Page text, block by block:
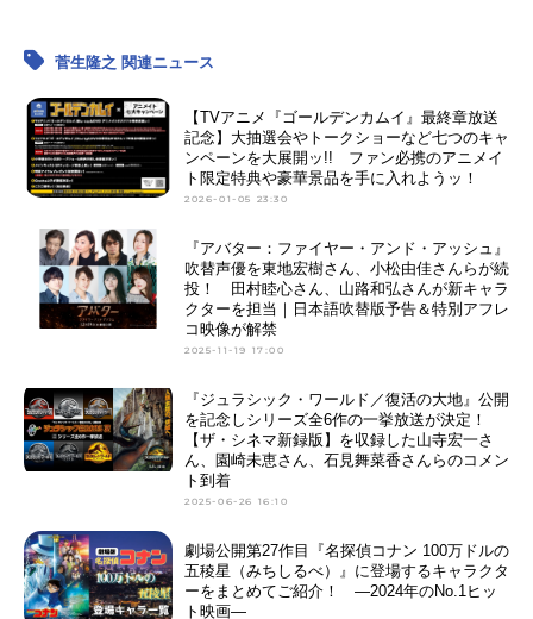
菅生隆之 関連ニュース
【TVアニメ『ゴールデンカムイ』最終章放送
記念】大抽選会やトークショーなど七つのキャ
ンペーンを大展開ッ!! ファン必携のアニメイ
ト限定特典や豪華景品を手に入れようッ！
2026-01-05 23:30
『アバター：ファイヤー・アンド・アッシュ』
吹替声優を東地宏樹さん、小松由佳さんらが続
投！ 田村睦心さん、山路和弘さんが新キャラ
クターを担当｜日本語吹替版予告＆特別アフレ
コ映像が解禁
2025-11-19 17:00
『ジュラシック・ワールド／復活の大地』公開
を記念しシリーズ全6作の一挙放送が決定！
【ザ・シネマ新録版】を収録した山寺宏一さ
ん、園崎未恵さん、石見舞菜香さんらのコメン
ト到着
2025-06-26 16:10
劇場公開第27作目『名探偵コナン 100万ドルの
五稜星（みちしるべ）』に登場するキャラクタ
ーをまとめてご紹介！ ―2024年のNo.1ヒッ
ト映画―